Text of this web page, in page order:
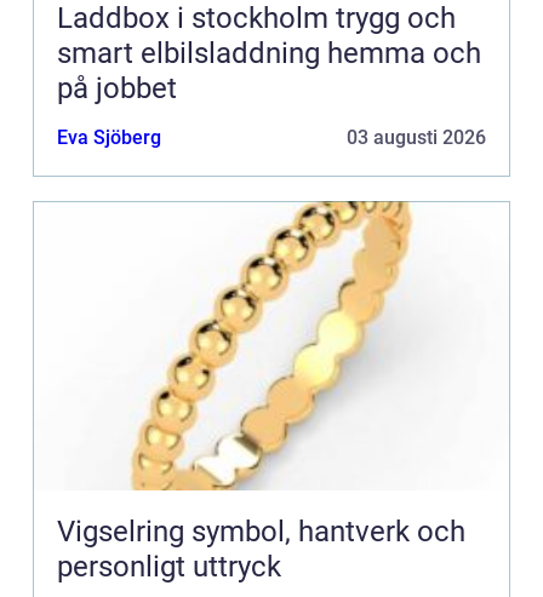
Laddbox i stockholm trygg och
smart elbilsladdning hemma och
på jobbet
Eva Sjöberg 03 augusti 2026
Vigselring symbol, hantverk och
personligt uttryck